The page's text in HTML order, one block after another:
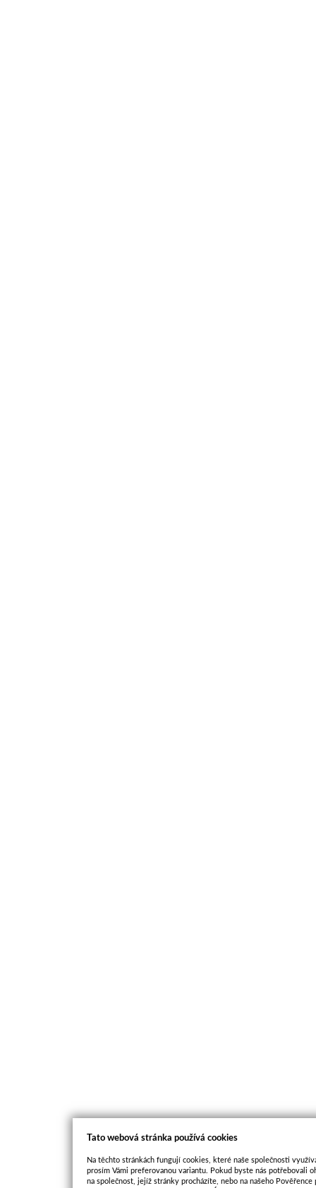
Tato webová stránka používá cookies
Na těchto stránkách fungují cookies, které naše společnosti
prosím Vámi preferovanou variantu. Pokud byste nás potřebovali
na společnost, jejíž stránky procházíte, nebo na našeho